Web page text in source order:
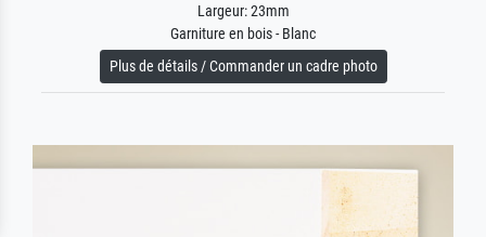
Largeur: 23mm
Garniture en bois - Blanc
Plus de détails / Commander un cadre photo